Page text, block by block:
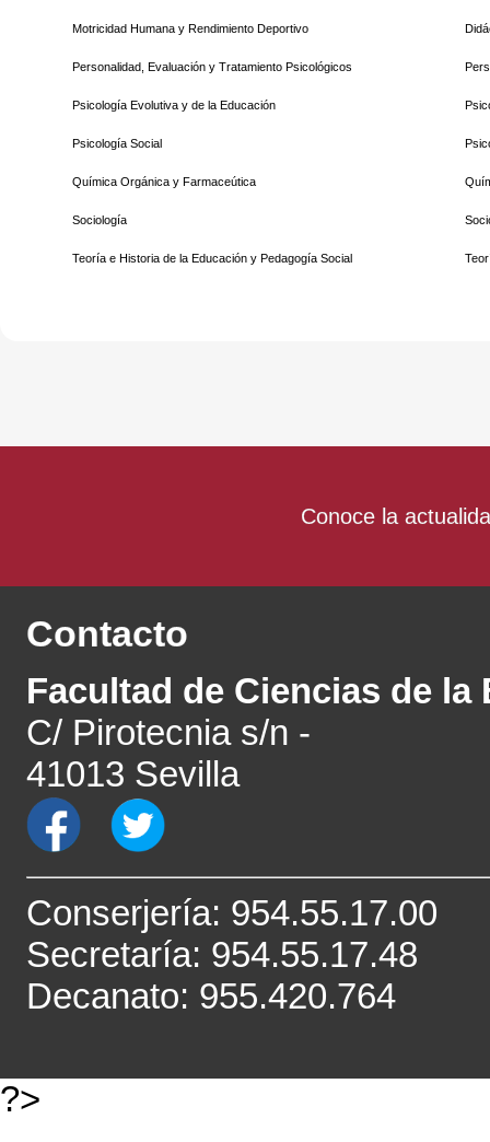
Motricidad Humana y Rendimiento Deportivo
Personalidad, Evaluación y Tratamiento Psicológicos
Psicología Evolutiva y de la Educación
Psicología Social
Química Orgánica y Farmaceútica
Sociología
Teoría e Historia de la Educación y Pedagogía Social
Conoce la
Contacto
Facultad de Ciencias de la
C/ Pirotecnia s/n -
41013 Sevilla
Conserjería: 954.55.17.00
Secretaría: 954.55.17.48
Decanato: 955.420.764
?>